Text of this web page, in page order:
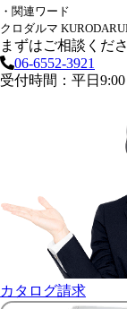
・関連ワード
クロダルマ
まずはご相談くだ
06-6552-3921
受付時間：平日9:00
カタログ請求